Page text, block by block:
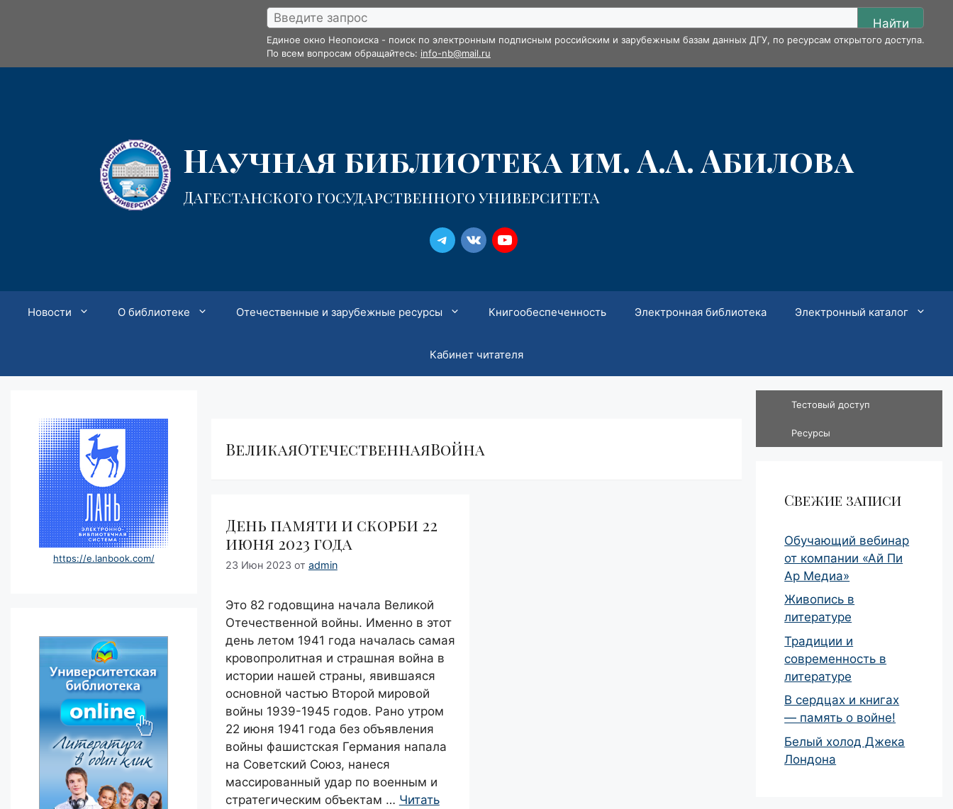
Найти
Единое окно Неопоиска - поиск по электронным подписным российским и зарубежным базам данных ДГУ, по ресурсам открытого доступа.
По всем вопросам обращайтесь: info-nb@mail.ru
Научная библиотека им. А.А. Абилова
Дагестанского государственного университета
Новости О библиотеке Отечественные и зарубежные ресурсы Книгообеспеченность Электронная библиотека Электронный каталог
Кабинет читателя
ВеликаяОтечественнаяВойна
День памяти и скорби 22
июня 2023 года
23 Июн 2023 от admin
Это 82 годовщина начала Великой
Отечественной войны. Именно в этот
день летом 1941 года началась самая
кровопролитная и страшная война в
истории нашей страны, явившаяся
основной частью Второй мировой
войны 1939-1945 годов. Рано утром
22 июня 1941 года без объявления
войны фашистская Германия напала
на Советский Союз, нанеся
массированный удар по военным и
стратегическим объектам … Читать
https://e.lanbook.com/
Тестовый доступ
Ресурсы
Свежие записи
Обучающий вебинар
от компании «Ай Пи
Ар Медиа»
Живопись в
литературе
Традиции и
современность в
литературе
В сердцах и книгах
— память о войне!
Белый холод Джека
Лондона